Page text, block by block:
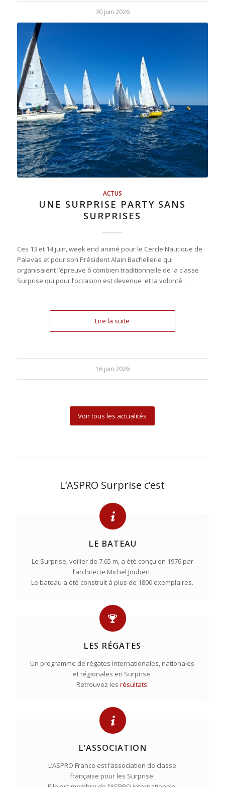
30 juin 2026
ACTUS
UNE SURPRISE PARTY SANS
SURPRISES
Ces 13 et 14 juin, week end animé pour le Cercle Nautique de
Palavas et pour son Président Alain Bachellerie qui
organisaient l’épreuve ô combien traditionnelle de la classe
Surprise qui pour l’occasion est devenue et la volonté…
Lire la suite
16 juin 2026
Voir tous les actualités
L‘ASPRO Surprise c’est
LE BATEAU
Le Surprise, voilier de 7.65 m, a été conçu en 1976 par
l’architecte Michel Joubert.
Le bateau a été construit à plus de 1800 exemplaires.
LES RÉGATES
Un programme de régates internationales, nationales
et régionales en Surprise.
Retrouvez les résultats.
L’ASSOCIATION
L’ASPRO France est l’association de classe
française pour les Surprise.